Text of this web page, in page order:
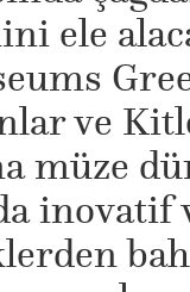
ele
ve
müze
inovatif